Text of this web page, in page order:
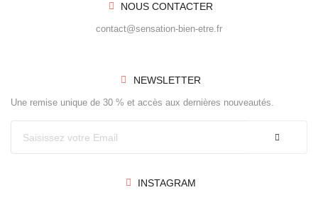
NOUS CONTACTER
contact@sensation-bien-etre.fr
NEWSLETTER
Une remise unique de 30 % et accès aux dernières nouveautés.
INSTAGRAM